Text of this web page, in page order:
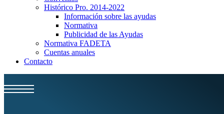
Histórico Pro. 2014-2022
Información sobre las ayudas
Normativa
Publicidad de las Ayudas
Normativa FADETA
Cuentas anuales
Contacto